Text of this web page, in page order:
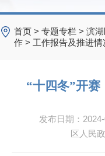
首页 > 专题专栏 > 滨
作 > 工作报告及推进情
“十四冬”开赛
发布日期：
区人民